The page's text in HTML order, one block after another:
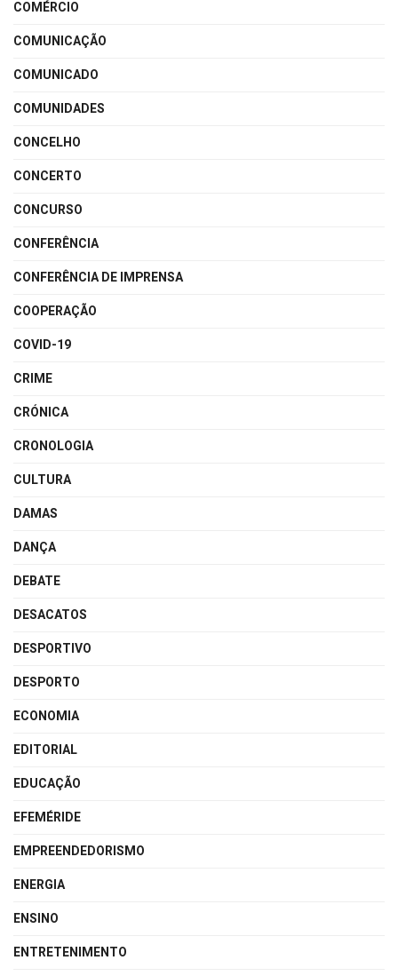
COMÉRCIO
COMUNICAÇÃO
COMUNICADO
COMUNIDADES
CONCELHO
CONCERTO
CONCURSO
CONFERÊNCIA
CONFERÊNCIA DE IMPRENSA
COOPERAÇÃO
COVID-19
CRIME
CRÓNICA
CRONOLOGIA
CULTURA
DAMAS
DANÇA
DEBATE
DESACATOS
DESPORTIVO
DESPORTO
ECONOMIA
EDITORIAL
EDUCAÇÃO
EFEMÉRIDE
EMPREENDEDORISMO
ENERGIA
ENSINO
ENTRETENIMENTO